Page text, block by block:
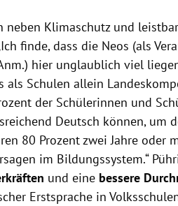
neben Klimaschutz und
finde, dass die Neos (als
hier unglaublich viel
als Schulen allein
der Schülerinnen und
Deutsch können, um
80 Prozent zwei Jahre oder
im Bildungssystem.“
und eine bessere
Erstsprache in